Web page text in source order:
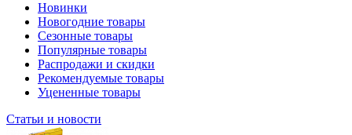
Новинки
Новогодние товары
Сезонные товары
Популярные товары
Распродажи и скидки
Рекомендуемые товары
Уцененные товары
Статьи и новости